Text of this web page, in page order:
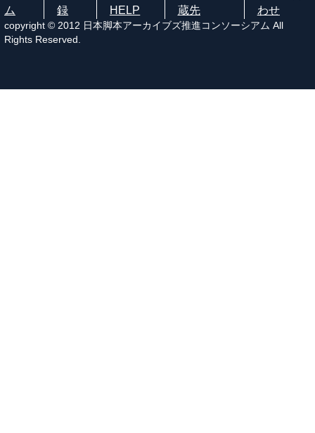
ム
録
HELP
蔵先
わせ
copyright © 2012 日本脚本アーカイブズ推進コンソーシアム All
Rights Reserved.